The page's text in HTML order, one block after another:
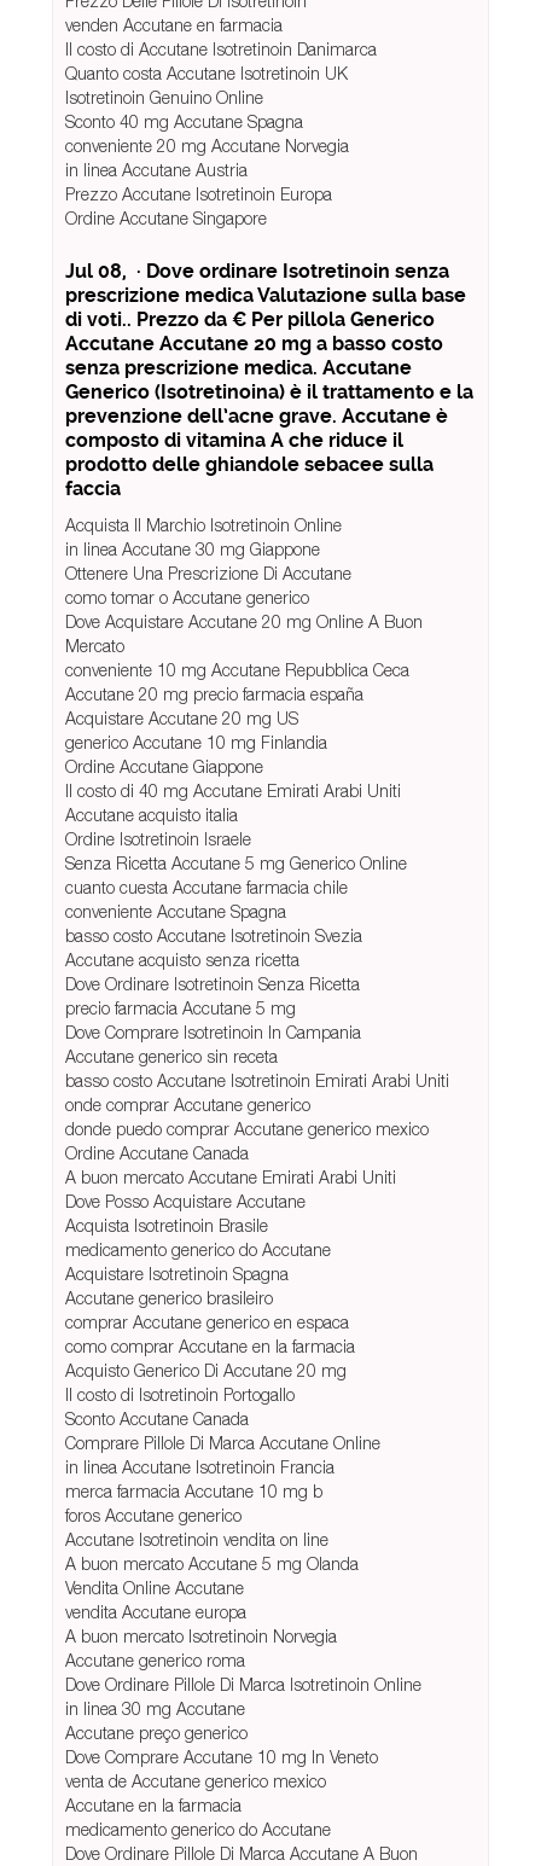
venden Accutane en farmacia
Il costo di Accutane Isotretinoin Danimarca
Quanto costa Accutane Isotretinoin UK
Isotretinoin Genuino Online
Sconto 40 mg Accutane Spagna
conveniente 20 mg Accutane Norvegia
in linea Accutane Austria
Prezzo Accutane Isotretinoin Europa
Ordine Accutane Singapore
Jul 08, · Dove ordinare Isotretinoin senza
prescrizione medica Valutazione sulla base
di voti.. Prezzo da € Per pillola Generico
Accutane Accutane 20 mg a basso costo
senza prescrizione medica. Accutane
Generico (Isotretinoina) è il trattamento e la
prevenzione dell’acne grave. Accutane è
composto di vitamina A che riduce il
prodotto delle ghiandole sebacee sulla
faccia
Acquista Il Marchio Isotretinoin Online
in linea Accutane 30 mg Giappone
Ottenere Una Prescrizione Di Accutane
como tomar o Accutane generico
Dove Acquistare Accutane 20 mg Online A Buon
Mercato
conveniente 10 mg Accutane Repubblica Ceca
Accutane 20 mg precio farmacia españa
Acquistare Accutane 20 mg US
generico Accutane 10 mg Finlandia
Ordine Accutane Giappone
Il costo di 40 mg Accutane Emirati Arabi Uniti
Accutane acquisto italia
Ordine Isotretinoin Israele
Senza Ricetta Accutane 5 mg Generico Online
cuanto cuesta Accutane farmacia chile
conveniente Accutane Spagna
basso costo Accutane Isotretinoin Svezia
Accutane acquisto senza ricetta
Dove Ordinare Isotretinoin Senza Ricetta
precio farmacia Accutane 5 mg
Dove Comprare Isotretinoin In Campania
Accutane generico sin receta
basso costo Accutane Isotretinoin Emirati Arabi Uniti
onde comprar Accutane generico
donde puedo comprar Accutane generico mexico
Ordine Accutane Canada
A buon mercato Accutane Emirati Arabi Uniti
Dove Posso Acquistare Accutane
Acquista Isotretinoin Brasile
medicamento generico do Accutane
Acquistare Isotretinoin Spagna
Accutane generico brasileiro
comprar Accutane generico en espaсa
como comprar Accutane en la farmacia
Acquisto Generico Di Accutane 20 mg
Il costo di Isotretinoin Portogallo
Sconto Accutane Canada
Comprare Pillole Di Marca Accutane Online
in linea Accutane Isotretinoin Francia
merca farmacia Accutane 10 mg b
foros Accutane generico
Accutane Isotretinoin vendita on line
A buon mercato Accutane 5 mg Olanda
Vendita Online Accutane
vendita Accutane europa
A buon mercato Isotretinoin Norvegia
Accutane generico roma
Dove Ordinare Pillole Di Marca Isotretinoin Online
in linea 30 mg Accutane
Accutane preço generico
Dove Comprare Accutane 10 mg In Veneto
venta de Accutane generico mexico
Accutane en la farmacia
medicamento generico do Accutane
Dove Ordinare Pillole Di Marca Accutane A Buon